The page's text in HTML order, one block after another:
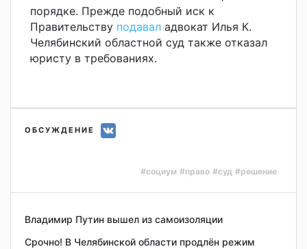
порядке. Прежде подобный иск к
Правительству подавал адвокат Илья К.
Челябинский областной суд также отказал
юристу в требованиях.
ОБСУЖДЕНИЕ
#социум #право #суд #решение
Владимир Путин вышел из самоизоляции
Срочно! В Челябинской области продлён режим